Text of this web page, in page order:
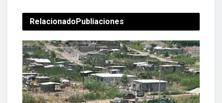
RelacionadoPubliaciones